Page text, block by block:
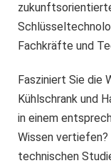
Fachkräfte und
Fasziniert Sie die
Kühlschrank und
in einem
Wissen vertiefen?
technischen